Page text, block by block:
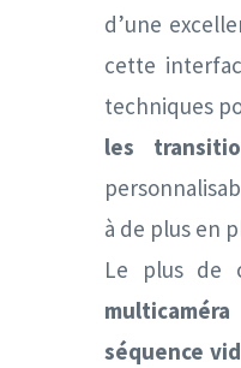
d’une
cette
techniques
les
à de plus en
Le plus de
multicaméra
séquence